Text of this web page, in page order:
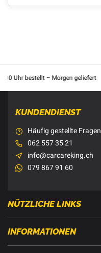
Uhr bestellt – Morgen geliefert
KUNDENDIENST
Häufig gestellte Fragen
062 557 35 21
info@carcareking.ch
079 867 91 60
NÜTZLICHE LINKS
INFORMATIONEN